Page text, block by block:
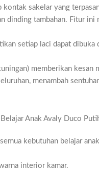
sakelar yang
tambahan. Fitur
setiap laci dapat dibuka
memberikan
menambah
Anak Avaly Duco
kebutuhan belajar
interior kamar.